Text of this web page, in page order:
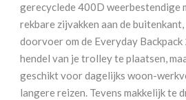
gerecyclede 400D weerbestendige
rekbare zijvakken aan de
doorvoer om de Everyday
hendel van je trolley te plaatsen,
geschikt voor dagelijks woon-
langere reizen. Tevens makkelijk te